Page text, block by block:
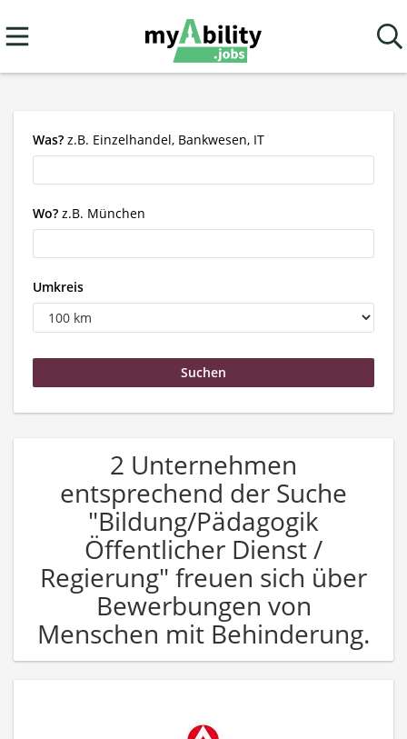
Was? z.B. Einzelhandel, Bankwesen, IT
Wo? z.B. München
Umkreis
2 Unternehmen
entsprechend der Suche
"Bildung/Pädagogik
Öffentlicher Dienst /
Regierung" freuen sich über
Bewerbungen von
Menschen mit Behinderung.